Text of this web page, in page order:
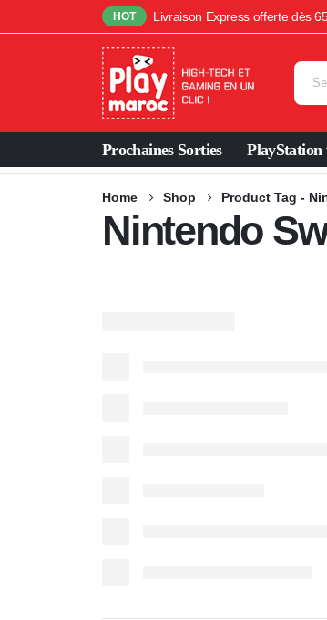
HOT Livraison Express offerte dès
Prochaines Sorties PlayStation
Home Shop Product Tag -
Nintendo